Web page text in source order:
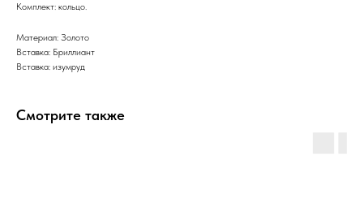
Комплект: кольцо.
Материал: Золото
Вставка: Бриллиант
Вставка: изумруд
Смотрите также